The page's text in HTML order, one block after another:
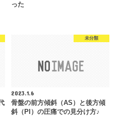
った
未分類
2023.1.6
骨盤の前方傾斜（AS）と後方傾
斜（PI）の圧痛での見分け方♪